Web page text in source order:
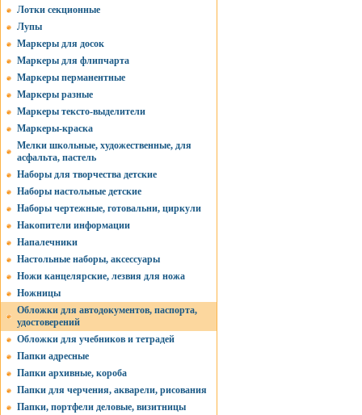
Лотки секционные
Лупы
Маркеры для досок
Маркеры для флипчарта
Маркеры перманентные
Маркеры разные
Маркеры тексто-выделители
Маркеры-краска
Мелки школьные, художественные, для
асфальта, пастель
Наборы для творчества детские
Наборы настольные детские
Наборы чертежные, готовальни, циркули
Накопители информации
Напалечники
Настольные наборы, аксессуары
Ножи канцелярские, лезвия для ножа
Ножницы
Обложки для автодокументов, паспорта,
удостоверений
Обложки для учебников и тетрадей
Папки адресные
Папки архивные, короба
Папки для черчения, акварели, рисования
Папки, портфели деловые, визитницы